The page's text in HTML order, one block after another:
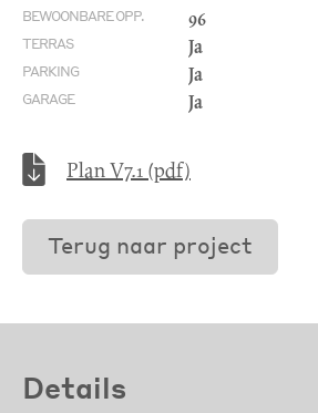
BEWOONBARE OPP. 96
TERRAS Ja
PARKING Ja
GARAGE Ja
Plan V7.1 (pdf)
Terug naar project
Details